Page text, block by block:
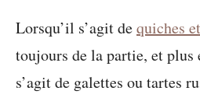
Lorsqu’il s’agit dequiches
toujours de la partie, et plus
s’agit de galettes ou tartes